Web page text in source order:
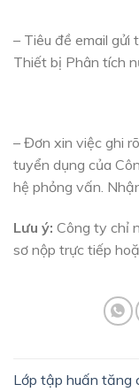
– Tiêu đề email gửi
Thiết bị Phân tích
– Đơn xin việc ghi
tuyển dụng của
hệ phỏng vấn.
Lưu ý: Công ty chỉ
sơ nộp trực tiếp
Lớp tập huấn tăng